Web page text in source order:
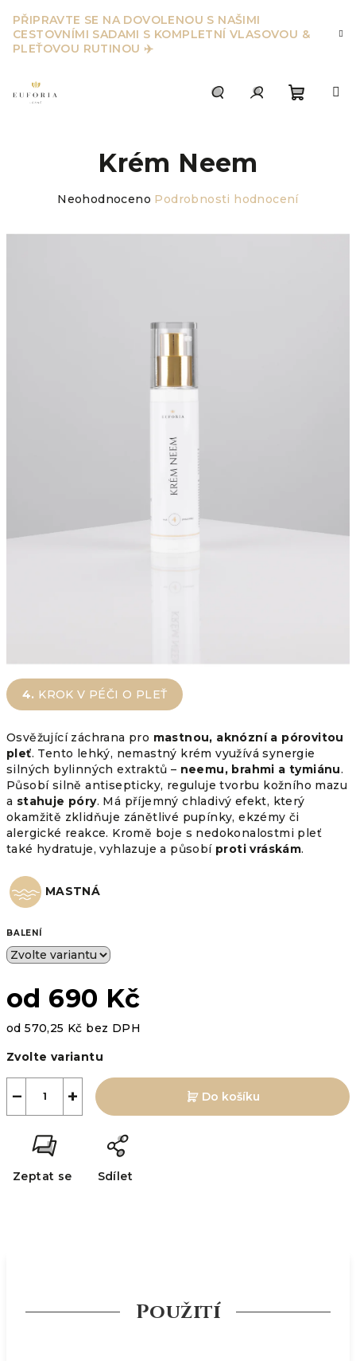
na
obsah
PŘIPRAVTE SE NA DOVOLENOU S NAŠIMI
CESTOVNÍMI SADAMI S KOMPLETNÍ VLASOVOU &
PLEŤOVOU RUTINOU ✈️
4. KROK V PÉČI O PLEŤ
Osvěžující záchrana pro mastnou, aknózní a pórovitou
pleť. Tento lehký, nemastný krém využívá synergie
silných bylinných extraktů – neemu, brahmi a tymiánu.
Působí silně antisepticky, reguluje tvorbu kožního mazu
a stahuje póry. Má příjemný chladivý efekt, který
okamžitě zklidňuje zánětlivé pupínky, ekzémy či
alergické reakce. Kromě boje s nedokonalostmi pleť
také hydratuje, vyhlazuje a působí proti vráskám.
MASTNÁ
BALENÍ
od 690 Kč
od570,25 Kč bez DPH
cena:
Zvolte variantu
+
− Do košíku
Zeptat se Sdílet
Krém Neem
PrůměrnéNeohodnoceno Podrobnosti hodnocení
Použití